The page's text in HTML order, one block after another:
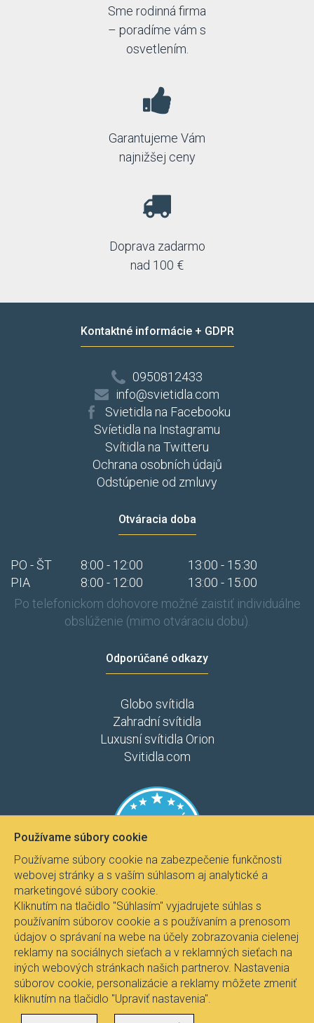
Sme rodinná firma
– poradíme vám s
osvetlením.
Garantujeme Vám
najnižšej ceny
Doprava zadarmo
nad 100 €
Kontaktné informácie + GDPR
0950812433
info@svietidla.com
Svietidla na Facebooku
Svíetidla na Instagramu
Svítidla na Twitteru
Ochrana osobních údajů
Odstúpenie od zmluvy
Otváracia doba
PO - ŠT 8:00 - 12:00
13:00 - 15:30
PIA
8:00 - 12:00
13:00 - 15:00
Po telefonickom dohovore možné zaistiť individuálne
obslúženie (mimo otváraciu dobu).
Odporúčané odkazy
Globo svítidla
Zahradní svítidla
Luxusní svítidla Orion
Svitidla.com
Používame súbory cookie
Používame súbory cookie na zabezpečenie funkčnosti
webovej stránky a s vaším súhlasom aj analytické a
marketingové súbory cookie.
Kliknutím na tlačidlo "Súhlasím" vyjadrujete súhlas s
používaním súborov cookie a s používaním a prenosom
údajov o správaní na webe na účely zobrazovania cielenej
reklamy na sociálnych sieťach a v reklamných sieťach na
iných webových stránkach našich partnerov. Nastavenia
súborov cookie, personalizácie a reklamy môžete zmeniť
kliknutím na tlačidlo "Upraviť nastavenia".